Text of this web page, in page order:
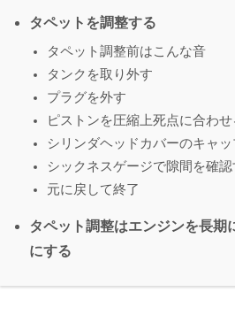
タペットを調整する
タペット調整前はこんな音
タンクを取り外す
プラグを外す
ピストンを圧縮上死点に合わせ
シリンダヘッドカバーのキャ
シックネスゲージで隙間を確認
元に戻して終了
タペット調整はエンジンを長期
にする